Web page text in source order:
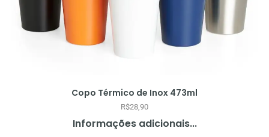
Copo Térmico de Inox 473ml
R$28,90
Informações adicionais...